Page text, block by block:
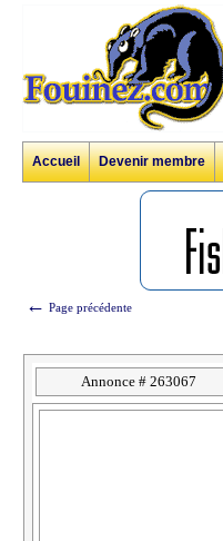
Accueil Devenir membre
← Page précédente
Annonce # 263067